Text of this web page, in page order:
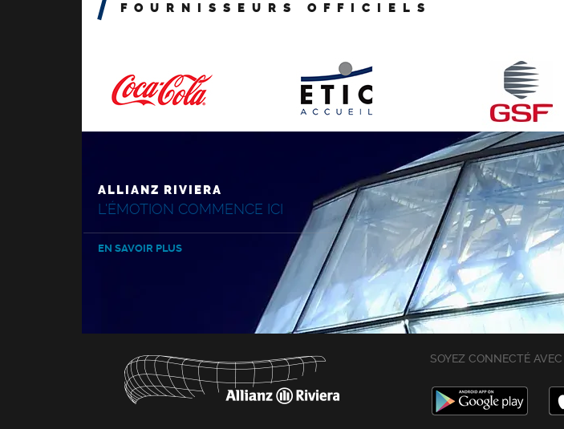
FOURNISSEURS OFFICIELS
ALLIANZ RIVIERA
L'ÉMOTION COMMENCE ICI
EN SAVOIR PLUS
SOYEZ CONNECTÉ